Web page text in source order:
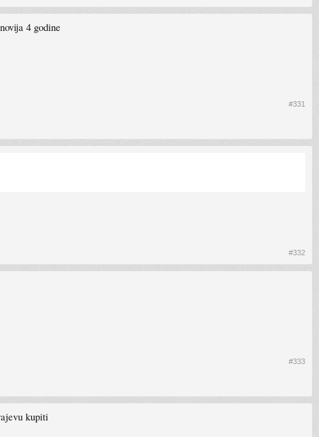
4 godine
#331
#332
#333
kupiti